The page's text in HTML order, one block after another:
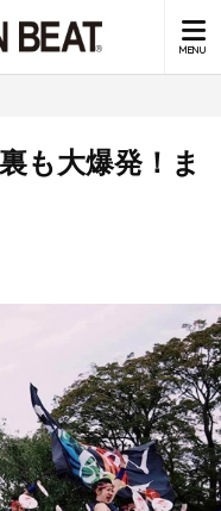
も大爆発！ま